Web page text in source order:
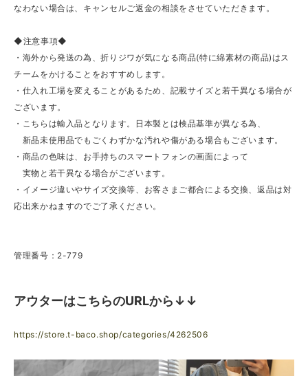
なわない場合は、キャンセルご返金の相談をさせていただきます。
◆注意事項◆
・海外から発送の為、折りジワが気になる商品(特に綿素材の商品)はス
チームをかけることをおすすめします。
・仕入れ工場を変えることがあるため、記載サイズと若干異なる場合が
ございます。
・こちらは輸入品となります。日本製とは検品基準が異なる為、
新品未使用品でもごくわずかな汚れや傷がある場合もございます。
・商品の色味は、お手持ちのスマートフォンの画面によって
実物と若干異なる場合がございます。
・イメージ違いやサイズ交換等、お客さまご都合による交換、返品は対
応出来かねますのでご了承ください。
管理番号：2-779
アウターはこちらのURLから↓↓
https://store.t-baco.shop/categories/4262506